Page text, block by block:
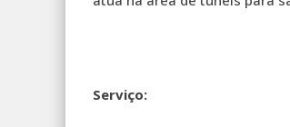
Serviço: